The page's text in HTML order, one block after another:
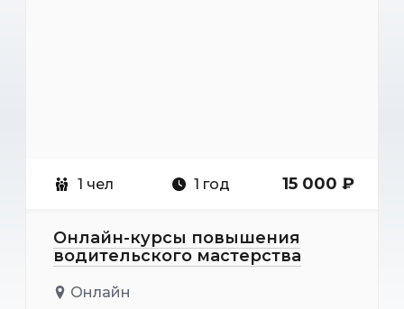
1 чел 1 год 15 000 ₽
Онлайн-курсы повышения
водительского мастерства
Онлайн